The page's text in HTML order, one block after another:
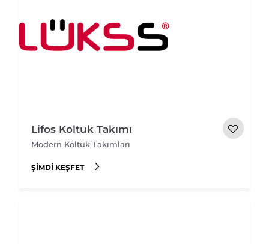
Lifos Koltuk Takımı
Modern Koltuk Takımları
ŞIMDI KEŞFET